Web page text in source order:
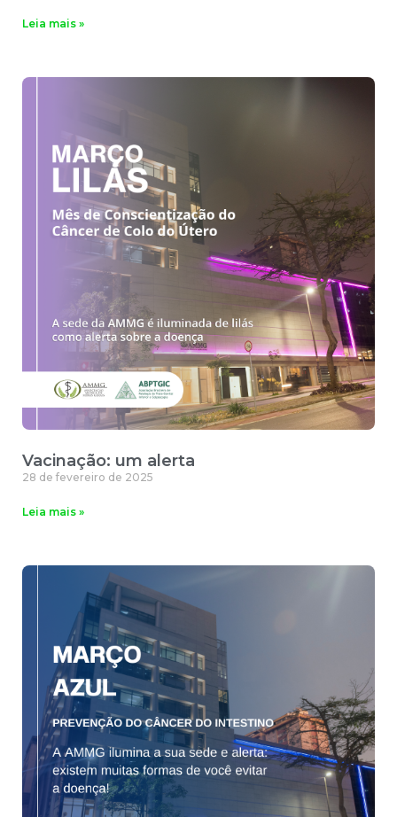
Leia mais »
Vacinação: um alerta
28 de fevereiro de 2025
Leia mais »